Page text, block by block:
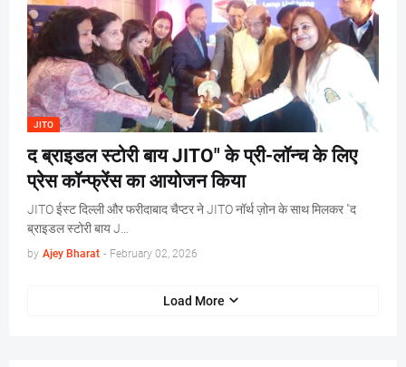
JITO
द ब्राइडल स्टोरी बाय JITO" के प्री-लॉन्च के लिए
प्रेस कॉन्फ्रेंस का आयोजन किया
JITO ईस्ट दिल्ली और फरीदाबाद चैप्टर ने JITO नॉर्थ ज़ोन के साथ मिलकर "द
ब्राइडल स्टोरी बाय J…
by Ajey Bharat - February 02, 2026
Load More